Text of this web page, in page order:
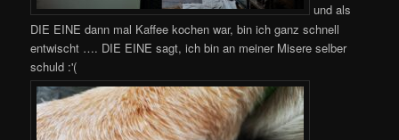
und als
DIE EINE dann mal Kaffee kochen war, bin ich ganz schnell
entwischt …. DIE EINE sagt, ich bin an meiner Misere selber
schuld :'(